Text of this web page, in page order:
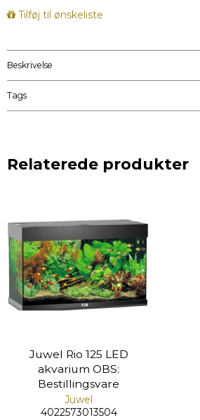
Tilføj til ønskeliste
Beskrivelse
Tags
Relaterede produkter
Juwel Rio 125 LED
akvarium OBS:
Bestillingsvare
Juwel
4022573013504